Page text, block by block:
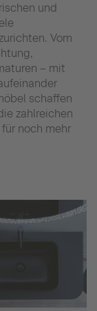
und
Vom
– mit
schaffen
zahlreichen
noch mehr